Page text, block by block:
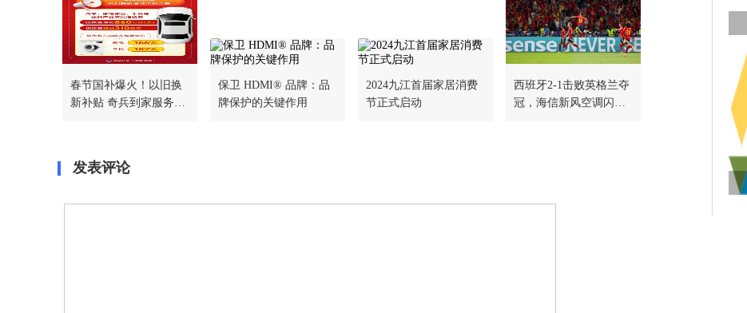
春节国补爆火！以旧换
新补贴 奇兵到家服务双
保卫 HDMI® 品牌：品
牌保护的关键作用
2024九江首届家居消费
节正式启动
西班牙2-1击败英格兰夺
冠，海信新风空调闪耀
发表评论